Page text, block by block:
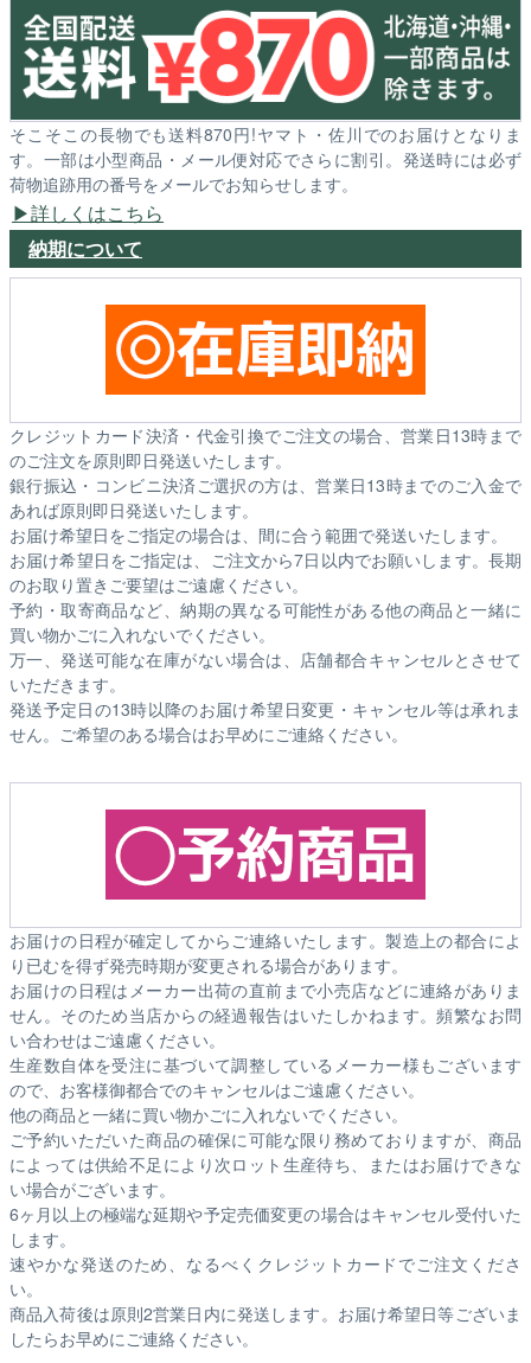
そこそこの長物でも送料870円!ヤマト・佐川でのお届けとなりま
す。一部は小型商品・メール便対応でさらに割引。発送時には必ず
荷物追跡用の番号をメールでお知らせします。
詳しくはこちら
納期について
クレジットカード決済・代金引換でご注文の場合、営業日13時まで
のご注文を原則即日発送いたします。
銀行振込・コンビニ決済ご選択の方は、営業日13時までのご入金で
あれば原則即日発送いたします。
お届け希望日をご指定の場合は、間に合う範囲で発送いたします。
お届け希望日をご指定は、ご注文から7日以内でお願いします。長期
のお取り置きご要望はご遠慮ください。
予約・取寄商品など、納期の異なる可能性がある他の商品と一緒に
買い物かごに入れないでください。
万一、発送可能な在庫がない場合は、店舗都合キャンセルとさせて
いただきます。
発送予定日の13時以降のお届け希望日変更・キャンセル等は承れま
せん。ご希望のある場合はお早めにご連絡ください。
お届けの日程が確定してからご連絡いたします。製造上の都合によ
り已むを得ず発売時期が変更される場合があります。
お届けの日程はメーカー出荷の直前まで小売店などに連絡がありま
せん。そのため当店からの経過報告はいたしかねます。頻繁なお問
い合わせはご遠慮ください。
生産数自体を受注に基づいて調整しているメーカー様もございます
ので、お客様御都合でのキャンセルはご遠慮ください。
他の商品と一緒に買い物かごに入れないでください。
ご予約いただいた商品の確保に可能な限り務めておりますが、商品
によっては供給不足により次ロット生産待ち、またはお届けできな
い場合がございます。
6ヶ月以上の極端な延期や予定売価変更の場合はキャンセル受付いた
します。
速やかな発送のため、なるべくクレジットカードでご注文くださ
い。
商品入荷後は原則2営業日内に発送します。お届け希望日等ございま
したらお早めにご連絡ください。